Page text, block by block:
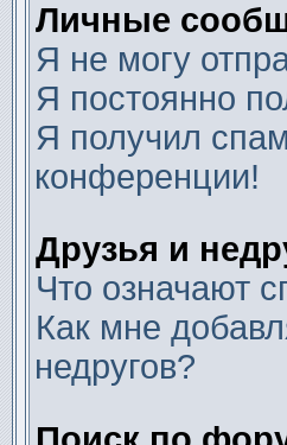
Личные
Я не могу
Я постоянно
Я получил
конференции!
Друзья и
Что означают
Как мне
недругов?